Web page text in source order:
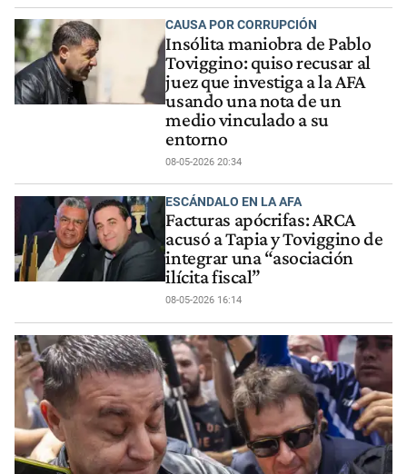
CAUSA POR CORRUPCIÓN
Insólita maniobra de Pablo
Toviggino: quiso recusar al
juez que investiga a la AFA
usando una nota de un
medio vinculado a su
entorno
08-05-2026 20:34
ESCÁNDALO EN LA AFA
Facturas apócrifas: ARCA
acusó a Tapia y Toviggino de
integrar una “asociación
ilícita fiscal”
08-05-2026 16:14